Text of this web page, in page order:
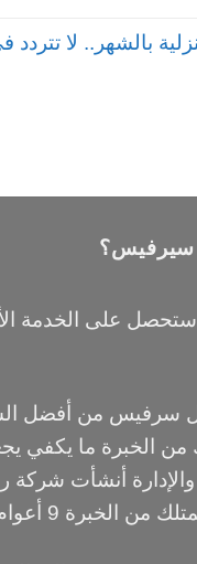
بالشهر.. لا تتردد
سيرفيس؟
على الخدمة
سرفيس من أفضل
من الخبرة ما يكفي
أنشأت شركة